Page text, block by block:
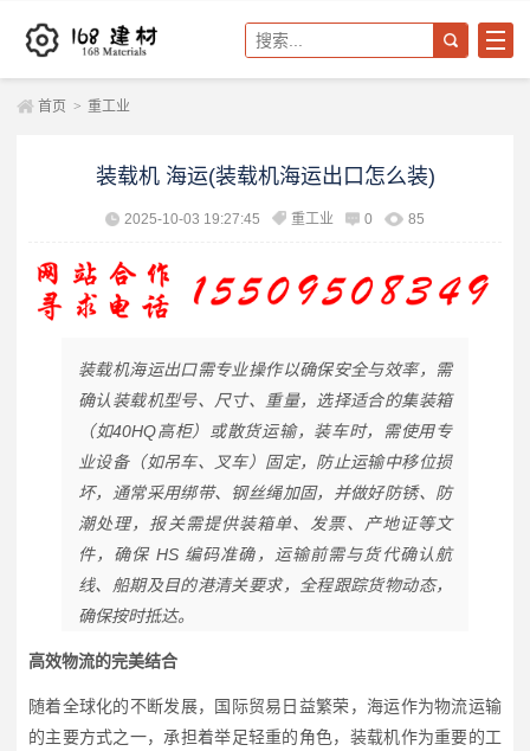
首页 > 重工业
装载机 海运(装载机海运出口怎么装)
2025-10-03 19:27:45 重工业 0 85
装载机海运出口需专业操作以确保安全与效率，需
确认装载机型号、尺寸、重量，选择适合的集装箱
（如40HQ高柜）或散货运输，装车时，需使用专
业设备（如吊车、叉车）固定，防止运输中移位损
坏，通常采用绑带、钢丝绳加固，并做好防锈、防
潮处理，报关需提供装箱单、发票、产地证等文
件，确保 HS 编码准确，运输前需与货代确认航
线、船期及目的港清关要求，全程跟踪货物动态，
确保按时抵达。
高效物流的完美结合
随着全球化的不断发展，国际贸易日益繁荣，海运作为物流运输
的主要方式之一，承担着举足轻重的角色，装载机作为重要的工